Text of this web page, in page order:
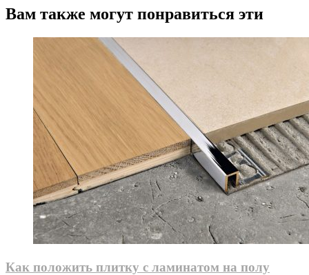
Вам также могут понравиться эти
Как положить плитку с ламинатом на полу